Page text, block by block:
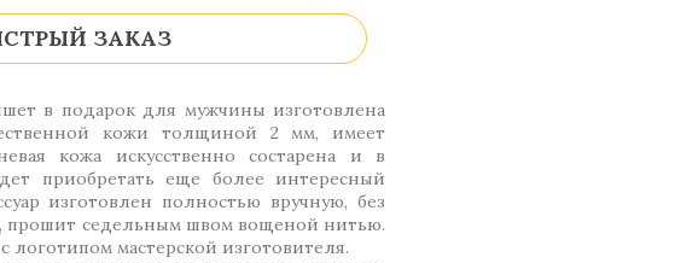
ЗАКАЗ
в подарок для мужчины изготовлена
кожи толщиной 2 мм, имеет
кожа искусственно состарена и в
приобретать еще более интересный
изготовлен полностью вручную, без
прошит седельным швом вощеной нитью.
логотипом мастерской изготовителя.